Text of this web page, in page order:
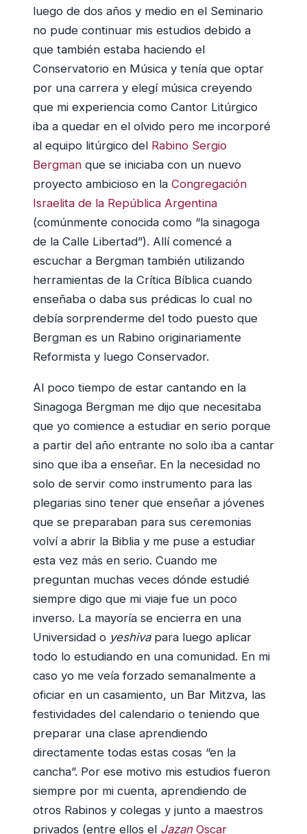
luego de dos años y medio en el Seminario
no pude continuar mis estudios debido a
que también estaba haciendo el
Conservatorio en Música y tenía que optar
por una carrera y elegí música creyendo
que mi experiencia como Cantor Litúrgico
iba a quedar en el olvido pero me incorporé
al equipo litúrgico del Rabino Sergio
Bergman que se iniciaba con un nuevo
proyecto ambicioso en la Congregación
Israelita de la República Argentina
(comúnmente conocida como “la sinagoga
de la Calle Libertad”). Allí comencé a
escuchar a Bergman también utilizando
herramientas de la Crítica Bíblica cuando
enseñaba o daba sus prédicas lo cual no
debía sorprenderme del todo puesto que
Bergman es un Rabino originariamente
Reformista y luego Conservador.
Al poco tiempo de estar cantando en la
Sinagoga Bergman me dijo que necesitaba
que yo comience a estudiar en serio porque
a partir del año entrante no solo iba a cantar
sino que iba a enseñar. En la necesidad no
solo de servir como instrumento para las
plegarias sino tener que enseñar a jóvenes
que se preparaban para sus ceremonias
volví a abrir la Biblia y me puse a estudiar
esta vez más en serio. Cuando me
preguntan muchas veces dónde estudié
siempre digo que mi viaje fue un poco
inverso. La mayoría se encierra en una
Universidad o yeshiva para luego aplicar
todo lo estudiando en una comunidad. En mi
caso yo me veía forzado semanalmente a
oficiar en un casamiento, un Bar Mitzva, las
festividades del calendario o teniendo que
preparar una clase aprendiendo
directamente todas estas cosas “en la
cancha”. Por ese motivo mis estudios fueron
siempre por mi cuenta, aprendiendo de
otros Rabinos y colegas y junto a maestros
privados (entre ellos el JazanOscar